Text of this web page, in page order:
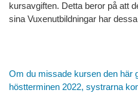
kursavgiften. Detta beror på att
sina Vuxenutbildningar har
Om du missade kursen den här
höstterminen 2022, systrarna